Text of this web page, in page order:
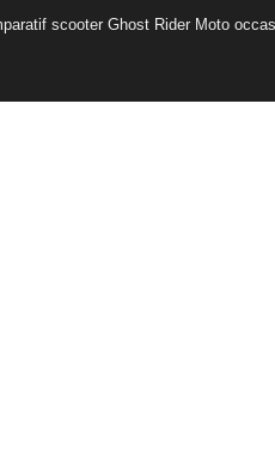
scooter Ghost Rider Moto